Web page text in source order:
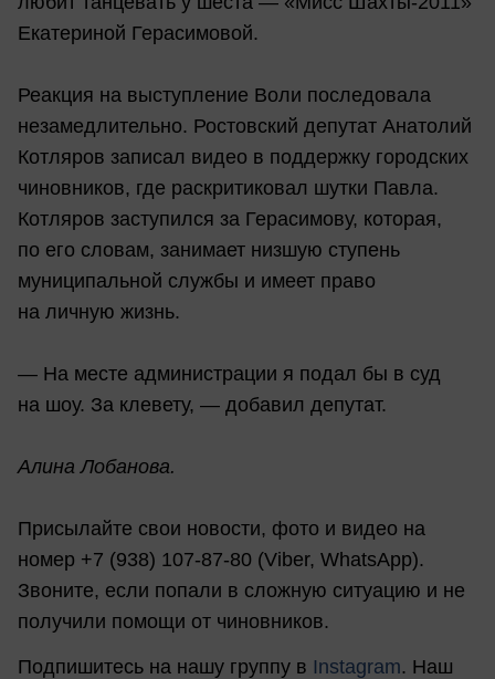
Екатериной Герасимовой.
Реакция на выступление Воли последовала
незамедлительно. Ростовский депутат Анатолий
Котляров записал видео в поддержку городских
чиновников, где раскритиковал шутки Павла.
Котляров заступился за Герасимову, которая,
по его словам, занимает низшую ступень
муниципальной службы и имеет право
на личную жизнь.
— На месте администрации я подал бы в суд
на шоу. За клевету, — добавил депутат.
Алина Лобанова.
Присылайте свои новости, фото и видео на
номер +7 (938) 107-87-80 (Viber, WhatsApp).
Звоните, если попали в сложную ситуацию и не
получили помощи от чиновников.
Подпишитесь на нашу группу в Instagram. Наш